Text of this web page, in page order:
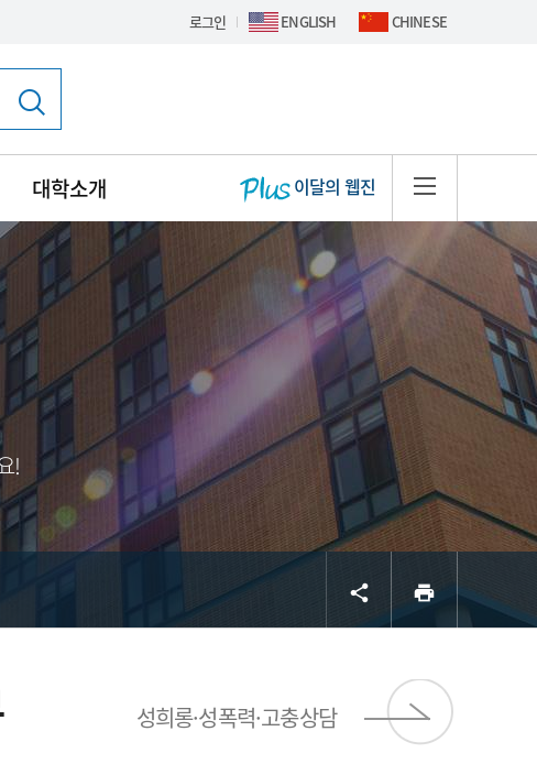
로그인 ENGLISH CHINESE
대학소개 이달의 웹진 사이트맵
!
서브
share print 프린트
성희롱·성폭력·고충상담